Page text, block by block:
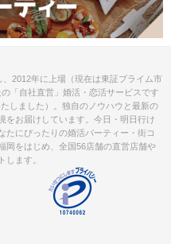
2012年に上場（現在は東証プライム市
「自社直営」婚活・恋活サービスです
しました）。独自のノウハウと最新の
をお届けしています。今日・明日行け
たにぴったりの婚活パーティー・街コ
岡をはじめ、全国56店舗の直営店舗や
します。